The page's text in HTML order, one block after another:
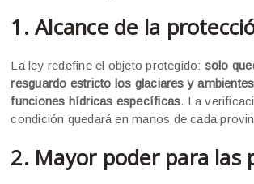
1. Alcance de la
La ley redefine el objeto protegido: solo
resguardo estricto los glaciares y
funciones hídricas específicas. La
condición quedará en manos de cada
2. Mayor poder para las